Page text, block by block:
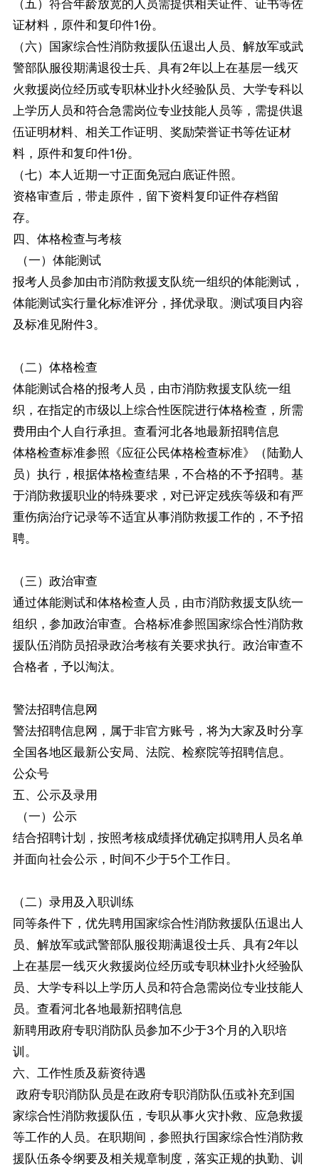
（五）符合年龄放宽的人员需提供相关证件、证书等佐
证材料，原件和复印件1份。
（六）国家综合性消防救援队伍退出人员、解放军或武
警部队服役期满退役士兵、具有2年以上在基层一线灭
火救援岗位经历或专职林业扑火经验队员、大学专科以
上学历人员和符合急需岗位专业技能人员等，需提供退
伍证明材料、相关工作证明、奖励荣誉证书等佐证材
料，原件和复印件1份。
（七）本人近期一寸正面免冠白底证件照。
资格审查后，带走原件，留下资料复印证件存档留
存。
四、体格检查与考核
（一）体能测试
报考人员参加由市消防救援支队统一组织的体能测试，
体能测试实行量化标准评分，择优录取。测试项目内容
及标准见附件3。
（二）体格检查
体能测试合格的报考人员，由市消防救援支队统一组
织，在指定的市级以上综合性医院进行体格检查，所需
费用由个人自行承担。查看河北各地最新招聘信息
体格检查标准参照《应征公民体格检查标准》（陆勤人
员）执行，根据体格检查结果，不合格的不予招聘。基
于消防救援职业的特殊要求，对已评定残疾等级和有严
重伤病治疗记录等不适宜从事消防救援工作的，不予招
聘。
（三）政治审查
通过体能测试和体格检查人员，由市消防救援支队统一
组织，参加政治审查。合格标准参照国家综合性消防救
援队伍消防员招录政治考核有关要求执行。政治审查不
合格者，予以淘汰。
警法招聘信息网
警法招聘信息网，属于非官方账号，将为大家及时分享
全国各地区最新公安局、法院、检察院等招聘信息。
公众号
五、公示及录用
（一）公示
结合招聘计划，按照考核成绩择优确定拟聘用人员名单
并面向社会公示，时间不少于5个工作日。
（二）录用及入职训练
同等条件下，优先聘用国家综合性消防救援队伍退出人
员、解放军或武警部队服役期满退役士兵、具有2年以
上在基层一线灭火救援岗位经历或专职林业扑火经验队
员、大学专科以上学历人员和符合急需岗位专业技能人
员。查看河北各地最新招聘信息
新聘用政府专职消防队员参加不少于3个月的入职培
训。
六、工作性质及薪资待遇
政府专职消防队员是在政府专职消防队伍或补充到国
家综合性消防救援队伍，专职从事火灾扑救、应急救援
等工作的人员。在职期间，参照执行国家综合性消防救
援队伍条令纲要及相关规章制度，落实正规的执勤、训